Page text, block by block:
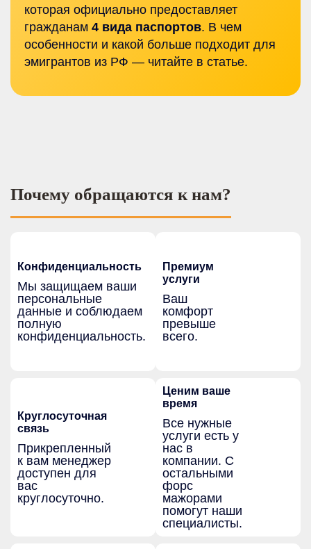
которая официально предоставляет
гражданам 4 вида паспортов. В чем
особенности и какой больше подходит для
эмигрантов из РФ — читайте в статье.
Почему обращаются к нам?
Конфиденциальность
Мы защищаем ваши
персональные
данные и соблюдаем
полную
конфиденциальность.
Премиум
услуги
Ваш
комфорт
превыше
всего.
Круглосуточная
связь
Прикрепленный
к вам менеджер
доступен для
вас
круглосуточно.
Ценим ваше
время
Все нужные
услуги есть у
нас в
компании. С
остальными
форс
мажорами
помогут наши
специалисты.